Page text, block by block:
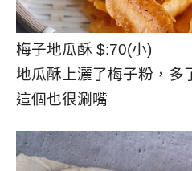
梅子地瓜酥 $:70(小)
地瓜酥上灑了梅子粉，多
這個也很涮嘴